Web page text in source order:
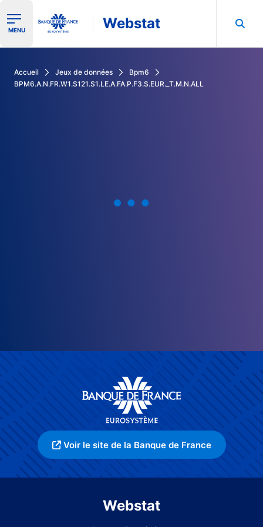
Ouvrir le menu de navigation
MENU Webstat
Accueil Jeux de données
Bpm6
BPM6.A.N.FR.W1.S121.S1.LE.A.FA.P.F3.S.EUR._T.M.N.ALL
Voir le site de la Banque de France
Webstat